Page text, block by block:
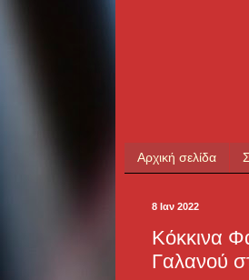
Αρχική σελίδα
8 Ιαν 2022
Κόκκινα
Γαλανού